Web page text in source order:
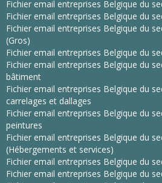
Fichier email entreprises Belgique du
Fichier email entreprises Belgique du
Fichier email entreprises Belgique du
(Gros)
Fichier email entreprises Belgique du
Fichier email entreprises Belgique du
bâtiment
Fichier email entreprises Belgique du
carrelages et dallages
Fichier email entreprises Belgique du
peintures
Fichier email entreprises Belgique du
(Hébergements et services)
Fichier email entreprises Belgique du
Fichier email entreprises Belgique du